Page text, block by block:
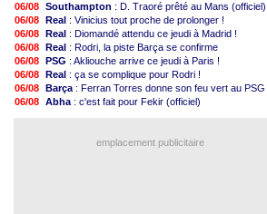
06/08 Southampton : D. Traoré prêté au Mans (officiel)
06/08 Real : Vinicius tout proche de prolonger !
06/08 Real : Diomandé attendu ce jeudi à Madrid !
06/08 Real : Rodri, la piste Barça se confirme
06/08 PSG : Akliouche arrive ce jeudi à Paris !
06/08 Real : ça se complique pour Rodri !
06/08 Barça : Ferran Torres donne son feu vert au PSG
06/08 Abha : c'est fait pour Fekir (officiel)
: une offre de Fulham pour Aït Boudlal
emplacement publicitaire